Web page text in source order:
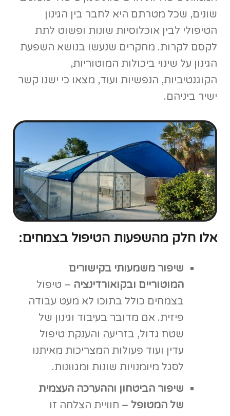
אלו חלק מהשפעות הטיפול בצמחים:
שיפור משמעותי בקישורים
המוטוריים ובקואורדינציה– טיפול
בצמחים כולל בתוכו לא מעט עבודה
פיזית. אם מדובר בעיבוד וגינון של
שטח גדול, בזריעה והענקת טיפול
עדין ועוד פעולות המצריכות מאיתנו
לסגל מיומנויות שונות ומגוונות.
שיפור הביטחון וההערכה העצמית
של המטופל– חוויית הצלחה זו
תחושה שאין שניה לה. כאשר אנחנו
חווים את ההצלחות בצורה הכי
בתוכנו. תדמיינו מצב בו אדם זורע
זרע באדמה בתולה, ממתין ומטפל,
צופה בתהליך כולו ומתמסר אליו,
ולבסוף זוכה גם לטעום, להשוויץ
ולחלוק מפרי עמלו.
שלמטופל יש צמח משלו, יש לו
מטרה, יש לו למי לדאוג. האחריות